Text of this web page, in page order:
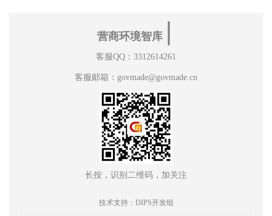
营商环境智库
客服QQ：3312614261
客服邮箱：govmade@govmade.cn
长按，识别二维码，加关注
技术支持：DIPS开发组